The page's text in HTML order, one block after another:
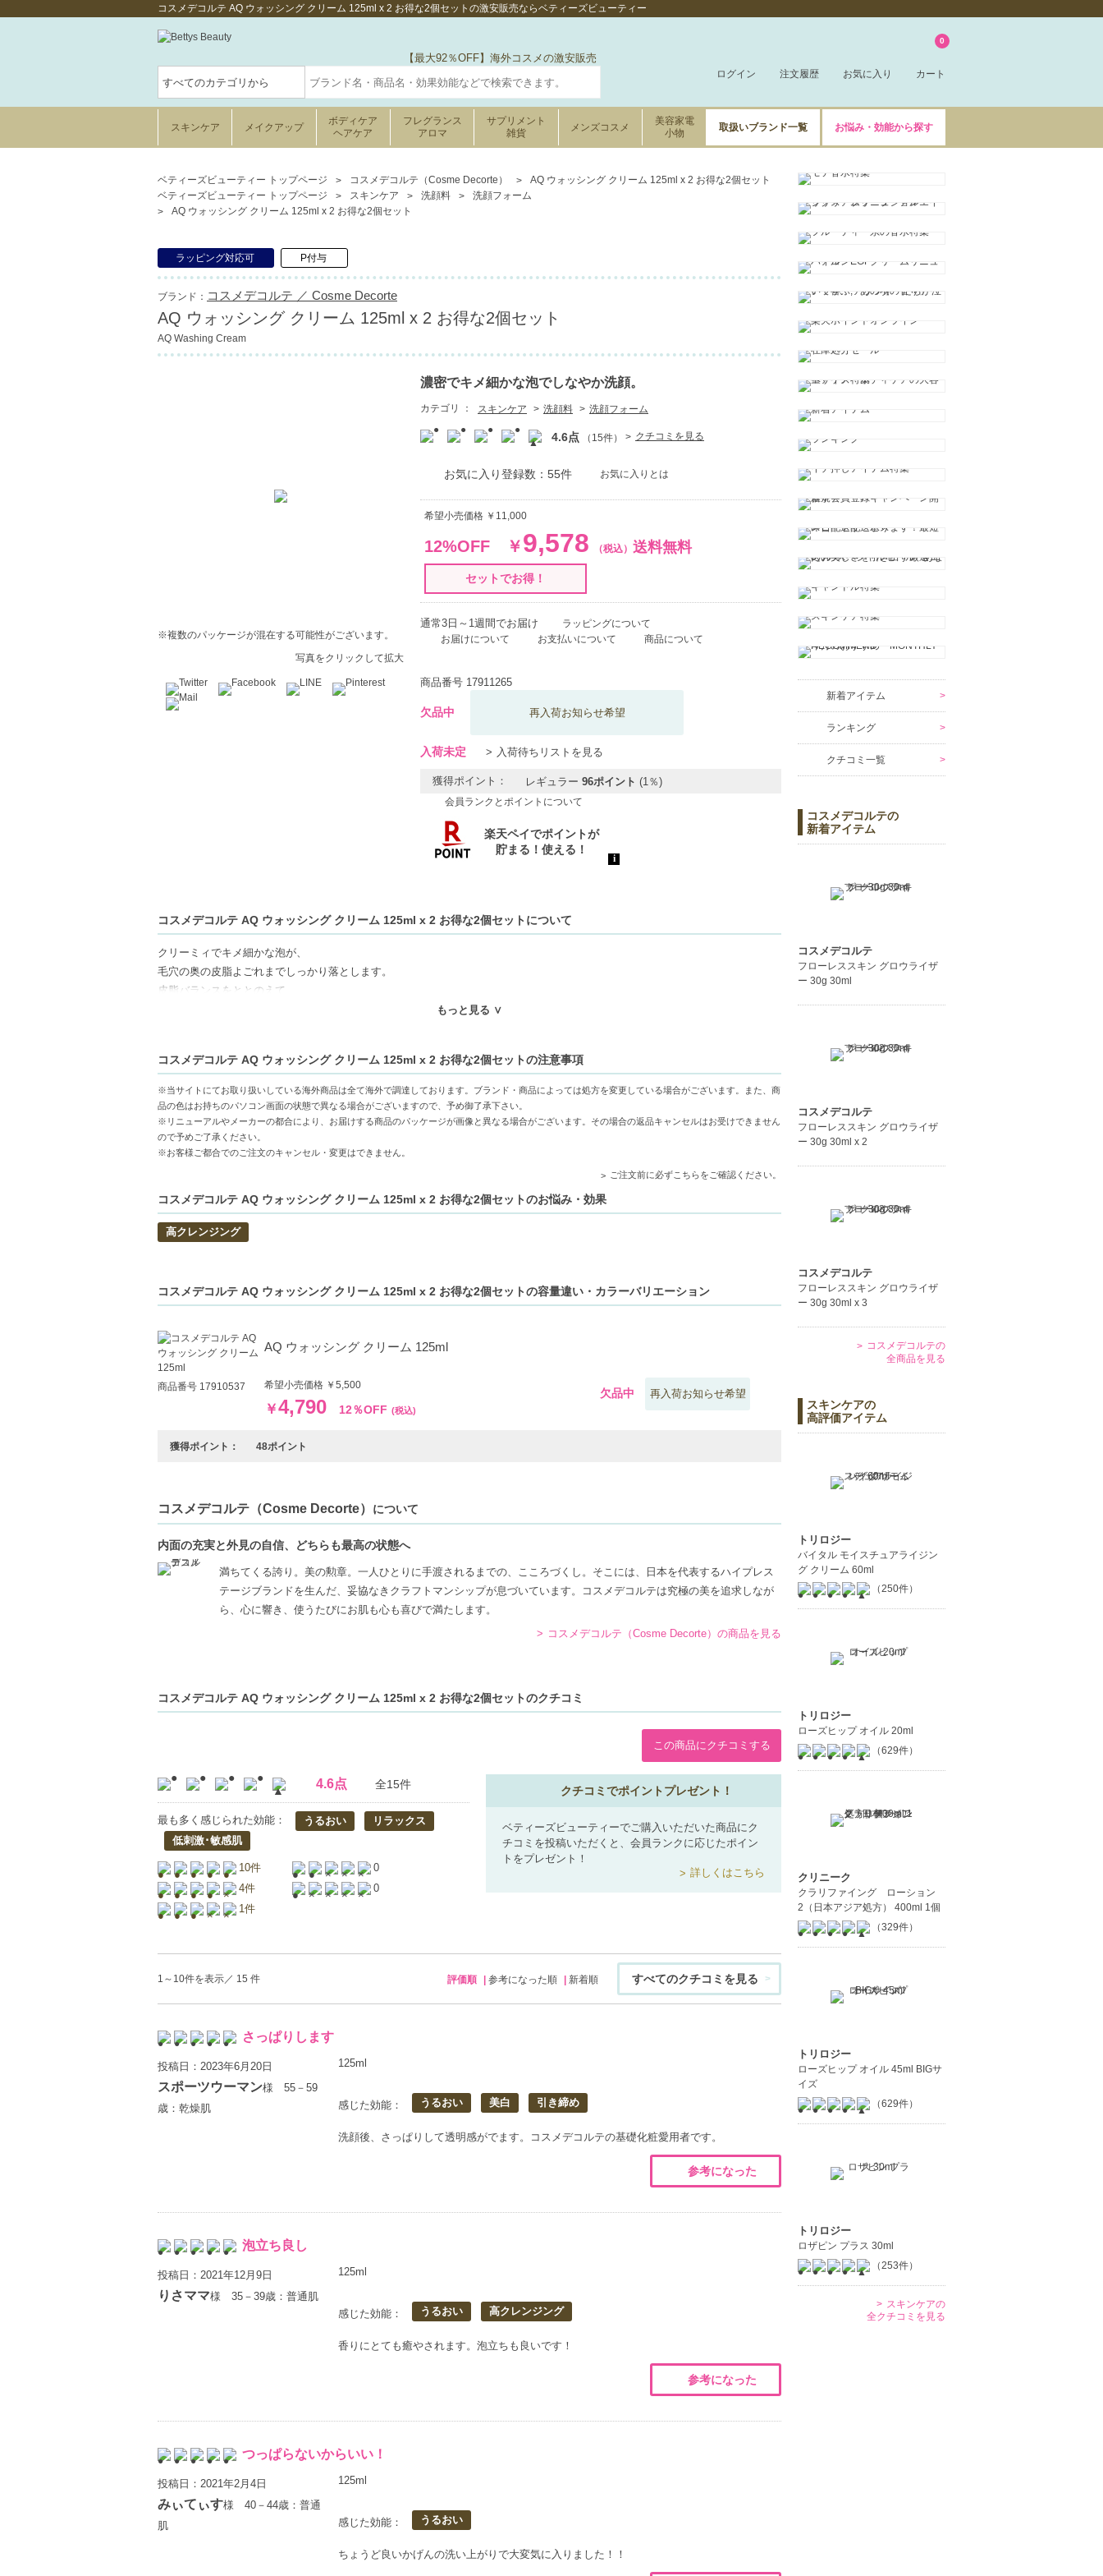
コスメデコルテ AQ ウォッシング クリーム 125ml x 2 お得な2個セットの激安販売ならベティーズビューティー
【最大92％OFF】海外コスメの激安販売
ログイン 注文履歴 お気に入り カート
0
スキンケア メイクアップ
ボディケア
ヘアケア
フレグランス
アロマ
サプリメント
雑貨
メンズコスメ
美容家電
小物
取扱いブランド一覧 お悩み・効能から探す
ベティーズビューティー トップページ コスメデコルテ（Cosme Decorte）
AQ ウォッシング クリーム 125ml x 2 お得な2個セット
ベティーズビューティー トップページ
スキンケア 洗顔料
洗顔フォーム
AQ ウォッシング クリーム 125ml x 2 お得な2個セット
ラッピング対応可 P付与
ブランド： コスメデコルテ ／ Cosme Decorte
AQ ウォッシング クリーム 125ml x 2 お得な2個セット
AQ Washing Cream
※複数のパッケージが混在する可能性がございます。
写真をクリックして拡大
濃密でキメ細かな泡でしなやか洗顔。
カテゴリ ： スキンケア 洗顔料 洗顔フォーム
4.6点 （15件） クチコミを見る
お気に入り登録数：55件 お気に入りとは
希望小売価格 ￥11,000
12%OFF ￥9,578 （税込） 送料無料
セットでお得！
通常3日～1週間でお届け
ラッピングについて
お届けについて
お支払いについて 商品について
商品番号 17911265
欠品中 再入荷お知らせ希望
入荷未定 入荷待ちリストを見る
獲得ポイント： レギュラー 96ポイント (1％)
会員ランクとポイントについて
コスメデコルテ AQ ウォッシング クリーム 125ml x 2 お得な2個セットについて
クリーミィでキメ細かな泡が、
毛穴の奥の皮脂よごれまでしっかり落とします。
皮脂バランスをととのえて、
【商品の特徴】
キメ細かな泡-クリーミィな泡が濃厚に立ち上がり、肌に優しく密着します。
しっかり洗浄-毛穴の奥の皮脂や汚れをすっきり落とし、クリアな肌を実現します。
しっとり感-洗顔後もつっぱることなく、しなやかな肌に保ちます。
乾燥肌や敏感肌で、しっとりとした洗顔をお求めの方。
毛穴の汚れが気になる方。しっかり洗浄したい方。
もっと見る ∨
コスメデコルテ AQ ウォッシング クリーム 125ml x 2 お得な2個セットの注意事項
※当サイトにてお取り扱いしている海外商品は全て海外で調達しております。ブランド・商品によっては処方を変更している場合がございます。また、商
品の色はお持ちのパソコン画面の状態で異なる場合がございますので、予め御了承下さい。
※リニューアルやメーカーの都合により、お届けする商品のパッケージが画像と異なる場合がございます。その場合の返品キャンセルはお受けできません
ので予めご了承ください。
※お客様ご都合でのご注文のキャンセル・変更はできません。
ご注文前に必ずこちらをご確認ください。
コスメデコルテ AQ ウォッシング クリーム 125ml x 2 お得な2個セットのお悩み・効果
高クレンジング
コスメデコルテ AQ ウォッシング クリーム 125ml x 2 お得な2個セットの容量違い・カラーバリエーション
商品番号 17910537
AQ ウォッシング クリーム 125ml
希望小売価格 ￥5,500
￥4,790 12％OFF (税込)
欠品中 再入荷お知らせ希望
獲得ポイント： 48ポイント
コスメデコルテ（Cosme Decorte） について
内面の充実と外見の自信、どちらも最高の状態へ
満ちてくる誇り。美の勲章。一人ひとりに手渡されるまでの、こころづくし。そこには、日本を代表するハイプレス
テージブランドを生んだ、妥協なきクラフトマンシップが息づいています。コスメデコルテは究極の美を追求しなが
ら、心に響き、使うたびにお肌も心も喜びで満たします。
コスメデコルテ（Cosme Decorte）の商品を見る
コスメデコルテ AQ ウォッシング クリーム 125ml x 2 お得な2個セットのクチコミ
この商品にクチコミする
4.6点 全15件
最も多く感じられた効能： うるおい
リラックス
低刺激･敏感肌
10件
0
4件
0
1件
クチコミでポイントプレゼント！
ベティーズビューティーでご購入いただいた商品にク
チコミを投稿いただくと、会員ランクに応じたポイン
トをプレゼント！
詳しくはこちら
1～10件を表示／ 15 件 評価順 参考になった順 新着順 すべてのクチコミを見る
さっぱりします
投稿日：2023年6月20日
スポーツウーマン様 55－59
歳：乾燥肌
125ml
感じた効能： うるおい 美白 引き締め
洗顔後、さっぱりして透明感がでます。コスメデコルテの基礎化粧愛用者です。
参考になった
泡立ち良し
投稿日：2021年12月9日
りさママ様 35－39歳：普通肌
125ml
感じた効能： うるおい 高クレンジング
香りにとても癒やされます。泡立ちも良いです！
参考になった
つっぱらないからいい！
投稿日：2021年2月4日
みぃてぃす様 40－44歳：普通
肌
125ml
感じた効能： うるおい
ちょうど良いかげんの洗い上がりで大変気に入りました！！
新着アイテム
ランキング
クチコミ一覧
コスメデコルテの
新着アイテム
コスメデコルテ
フローレススキン グロウライザ
ー 30g 30ml
コスメデコルテ
フローレススキン グロウライザ
ー 30g 30ml x 2
コスメデコルテ
フローレススキン グロウライザ
ー 30g 30ml x 3
コスメデコルテの
全商品を見る
スキンケアの
高評価アイテム
トリロジー
バイタル モイスチュアライジン
グ クリーム 60ml
（250件）
トリロジー
ローズヒップ オイル 20ml
（629件）
クリニーク
クラリファイング ローション
2（日本アジア処方） 400ml 1個
（329件）
トリロジー
ローズヒップ オイル 45ml BIGサ
イズ
（629件）
トリロジー
ロザピン プラス 30ml
（253件）
スキンケアの
全クチコミを見る